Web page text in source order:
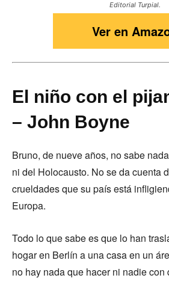
Editorial Turpial.
Ver en
El niño con el
– John Boyne
Bruno, de nueve años, no sabe
ni del Holocausto. No se da cuenta
crueldades que su país está
Europa.
Todo lo que sabe es que lo han
hogar en Berlín a una casa en un
no hay nada que hacer ni nadie con